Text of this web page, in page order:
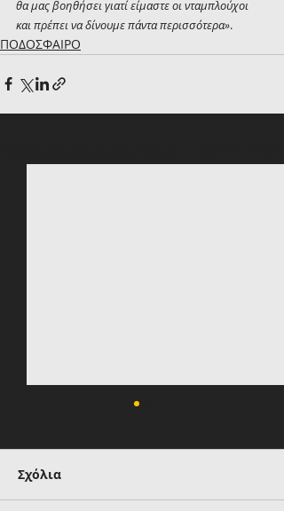
θα μας βοηθήσει γιατί είμαστε οι νταμπλούχοι
και πρέπει να δίνουμε πάντα περισσότερα».
ΠΟΔΟΣΦΑΙΡΟ
Σχόλια